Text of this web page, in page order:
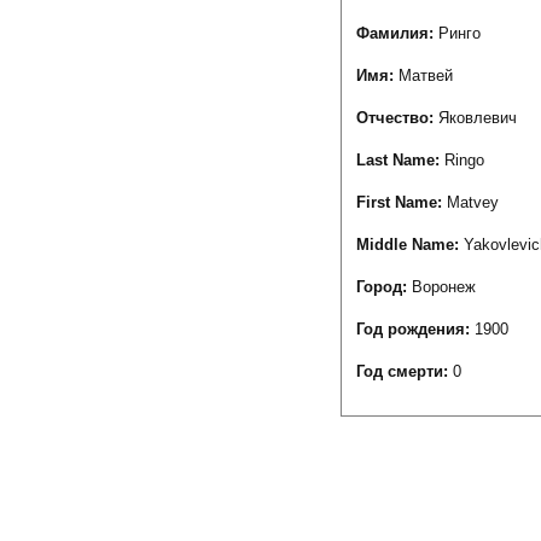
Фамилия: Ринго
Имя: Матвей
Отчество: Яковлевич
Last Name: Ringo
First Name: Matvey
Middle Name:
Город: Воронеж
Год рождения: 1900
Год смерти: 0